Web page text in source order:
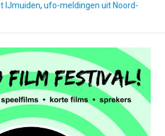
IJmuiden, ufo-meldingen uit Noord-